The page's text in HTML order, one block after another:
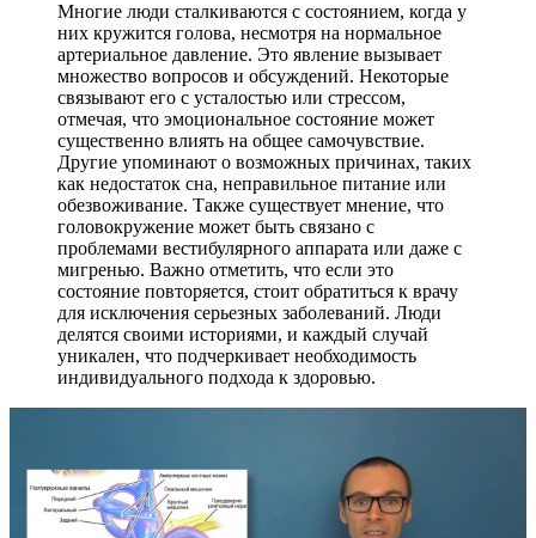
Многие люди сталкиваются с состоянием, когда у
них кружится голова, несмотря на нормальное
артериальное давление. Это явление вызывает
множество вопросов и обсуждений. Некоторые
связывают его с усталостью или стрессом,
отмечая, что эмоциональное состояние может
существенно влиять на общее самочувствие.
Другие упоминают о возможных причинах, таких
как недостаток сна, неправильное питание или
обезвоживание. Также существует мнение, что
головокружение может быть связано с
проблемами вестибулярного аппарата или даже с
мигренью. Важно отметить, что если это
состояние повторяется, стоит обратиться к врачу
для исключения серьезных заболеваний. Люди
делятся своими историями, и каждый случай
уникален, что подчеркивает необходимость
индивидуального подхода к здоровью.